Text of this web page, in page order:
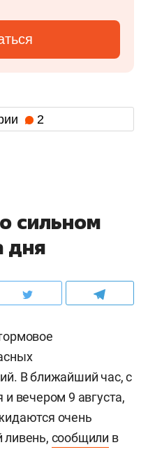
2
сильном
дня
В ближайший час, с
вечером 9 августа,
очень
сообщили в